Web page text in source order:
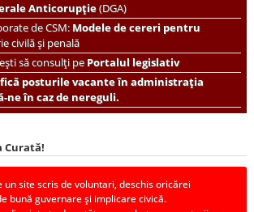
Anticorupție(DGA)
de CSM: Modele de cereri pentru
civilă și penală
să consulți pePortalul legislativ
posturile vacante în administrația
ne în caz de nereguli.
Curată!
un site scris de voluntari, deschis oricărei
bună guvernare și implicare civică.